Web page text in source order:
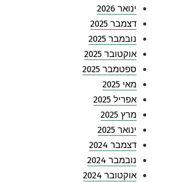
ינואר 2026
דצמבר 2025
נובמבר 2025
אוקטובר 2025
ספטמבר 2025
מאי 2025
אפריל 2025
מרץ 2025
ינואר 2025
דצמבר 2024
נובמבר 2024
אוקטובר 2024